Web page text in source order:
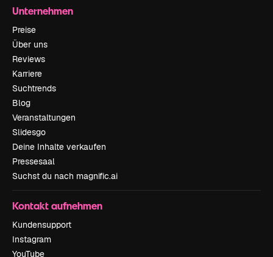
Unternehmen
Preise
Über uns
Reviews
Karriere
Suchtrends
Blog
Veranstaltungen
Slidesgo
Deine Inhalte verkaufen
Pressesaal
Suchst du nach magnific.ai
Kontakt aufnehmen
Kundensupport
Instagram
YouTube